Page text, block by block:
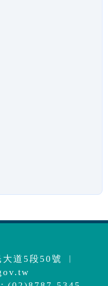
道5段50號 ︱